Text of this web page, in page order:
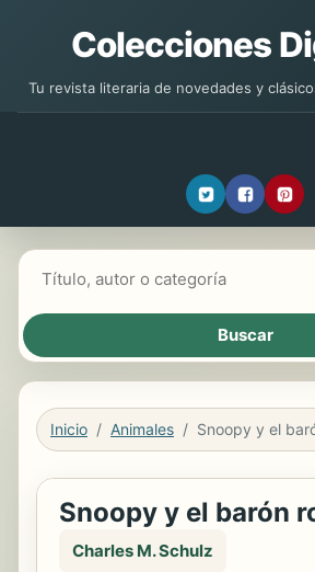
Colecciones
Tu revista literaria de novedades y
Inicio Animales Snoopy y el
Snoopy y el barón
Charles M. Schulz